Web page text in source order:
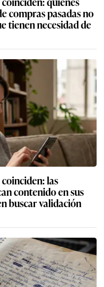
compras pasadas no
tienen necesidad de
las
contenido en sus
buscar validación